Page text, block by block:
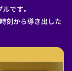
です。
刻から導き出した